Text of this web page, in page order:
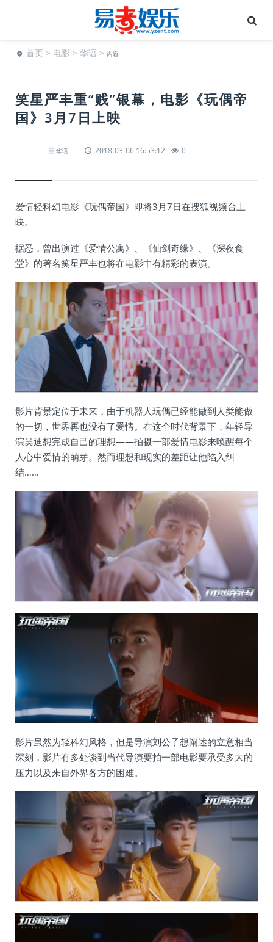
首页 > 电影 > 华语 > 内容
笑星严丰重“贱”银幕，电影《玩偶帝
国》3月7日上映
华语 2018-03-06 16:53:12 0
爱情轻科幻电影《玩偶帝国》即将3月7日在搜狐视频台上
映。
据悉，曾出演过《爱情公寓》、《仙剑奇缘》、《深夜食
堂》的著名笑星严丰也将在电影中有精彩的表演。
影片背景定位于未来，由于机器人玩偶已经能做到人类能做
的一切，世界再也没有了爱情。在这个时代背景下，年轻导
演吴迪想完成自己的理想——拍摄一部爱情电影来唤醒每个
人心中爱情的萌芽。然而理想和现实的差距让他陷入纠
结……
影片虽然为轻科幻风格，但是导演刘公子想阐述的立意相当
深刻，影片有多处谈到当代导演要拍一部电影要承受多大的
压力以及来自外界各方的困难。